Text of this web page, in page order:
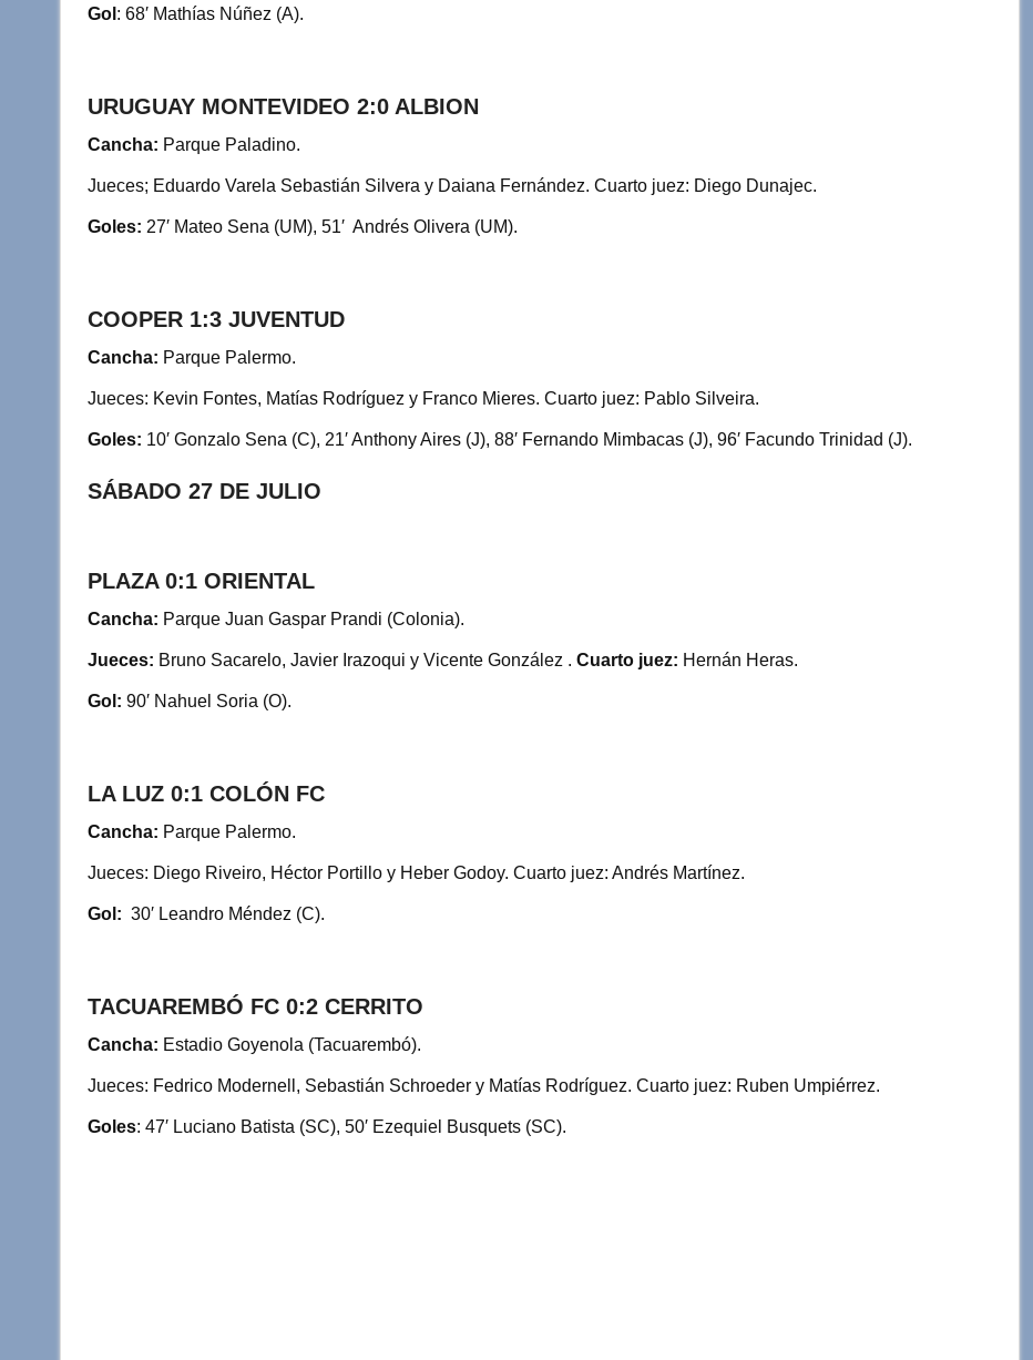
Gol : 68′ Mathías Núñez (A).
URUGUAY MONTEVIDEO 2:0 ALBION
Cancha: Parque Paladino.
Jueces; Eduardo Varela Sebastián Silvera y Daiana Fernández. Cuarto juez: Diego Dunajec.
Goles: 27′ Mateo Sena (UM), 51′ Andrés Olivera (UM).
COOPER 1:3 JUVENTUD
Cancha: Parque Palermo.
Jueces: Kevin Fontes, Matías Rodríguez y Franco Mieres. Cuarto juez: Pablo Silveira.
Goles: 10′ Gonzalo Sena (C), 21′ Anthony Aires (J), 88′ Fernando Mimbacas (J), 96′ Facundo Trinidad (J).
SÁBADO 27 DE JULIO
PLAZA 0:1 ORIENTAL
Cancha: Parque Juan Gaspar Prandi (Colonia).
Jueces: Bruno Sacarelo, Javier Irazoqui y Vicente González . Cuarto juez: Hernán Heras.
Gol: 90′ Nahuel Soria (O).
LA LUZ 0:1 COLÓN FC
Cancha: Parque Palermo.
Jueces: Diego Riveiro, Héctor Portillo y Heber Godoy. Cuarto juez: Andrés Martínez.
Gol: 30′ Leandro Méndez (C).
TACUAREMBÓ FC 0:2 CERRITO
Cancha: Estadio Goyenola (Tacuarembó).
Jueces: Fedrico Modernell, Sebastián Schroeder y Matías Rodríguez. Cuarto juez: Ruben Umpiérrez.
Goles: 47′ Luciano Batista (SC), 50′ Ezequiel Busquets (SC).